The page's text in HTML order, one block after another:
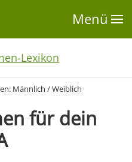
Menü
Lexikon
Männlich / Weiblich
für dein